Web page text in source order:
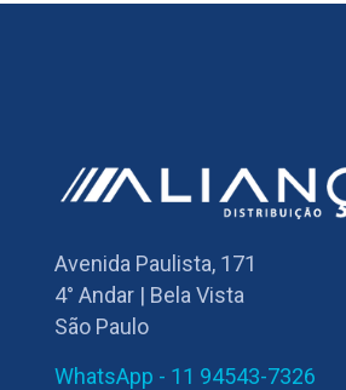
Avenida Paulista, 171
4° Andar | Bela Vista
São Paulo
WhatsApp - 11 94543-7326